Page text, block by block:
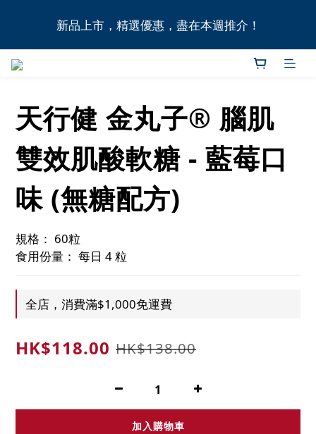
全港11間門市自取無門檻，買滿HK$1,000即享本地免
費送貨上門服務！
新品上市，精選優惠，盡在本週推介！
全港11間門市自取無門檻，買滿HK$1,000即享本地免
天行健 金丸子® 腦肌
雙效肌酸軟糖 - 藍莓口
味 (無糖配方)
規格： 60粒
食用份量： 每日 4 粒
全店，消費滿$1,000免運費
HK$118.00 HK$138.00
加入購物車